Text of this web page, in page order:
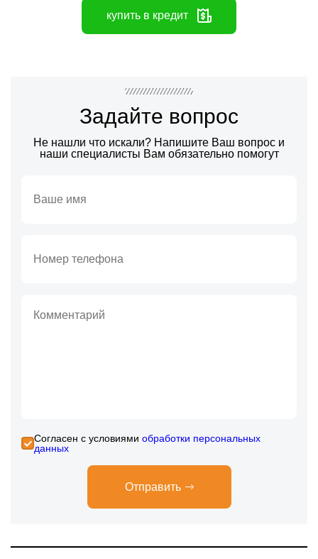
купить в кредит
Задайте вопрос
Не нашли что искали? Напишите Ваш вопрос и
наши специалисты Вам обязательно помогут
Cогласен с условиями обработки персональных
данных
Отправить